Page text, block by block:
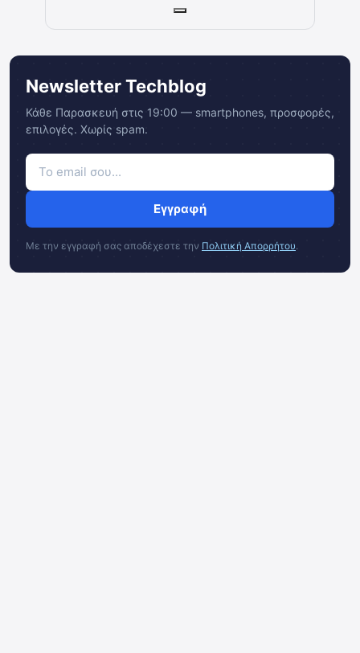
Newsletter Techblog
Κάθε Παρασκευή στις 19:00 — smartphones, προσφορές,
επιλογές. Χωρίς spam.
Εγγραφή
Με την εγγραφή σας αποδέχεστε την Πολιτική Απορρήτου.